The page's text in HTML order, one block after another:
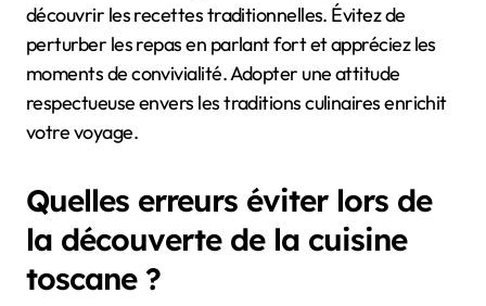
découvrir les recettes traditionnelles. Évitez de
perturber les repas en parlant fort et appréciez les
moments de convivialité. Adopter une attitude
respectueuse envers les traditions culinaires enrichit
votre voyage.
Quelles erreurs éviter lors de
la découverte de la cuisine
toscane ?